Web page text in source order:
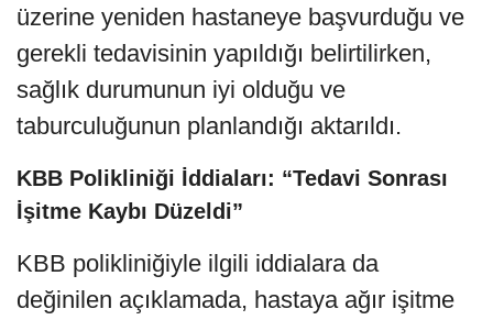
üzerine yeniden hastaneye başvurduğu ve
gerekli tedavisinin yapıldığı belirtilirken,
sağlık durumunun iyi olduğu ve
taburculuğunun planlandığı aktarıldı.
KBB Polikliniği İddiaları: “Tedavi Sonrası
İşitme Kaybı Düzeldi”
KBB polikliniğiyle ilgili iddialara da
değinilen açıklamada, hastaya ağır işitme